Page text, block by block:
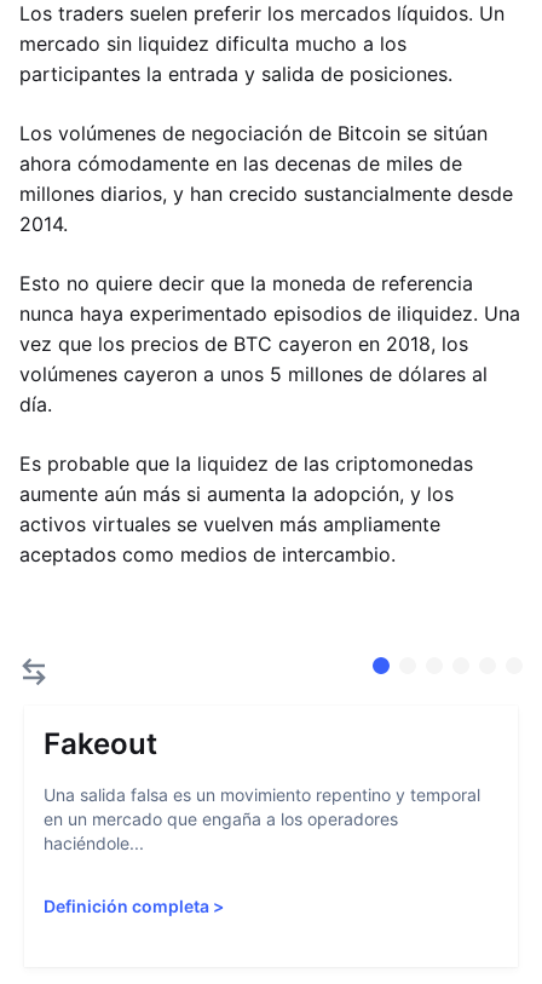
Los traders suelen preferir los mercados líquidos. Un
mercado sin liquidez dificulta mucho a los
participantes la entrada y salida de posiciones.
Los volúmenes de negociación de Bitcoin se sitúan
ahora cómodamente en las decenas de miles de
millones diarios, y han crecido sustancialmente desde
2014.
Esto no quiere decir que la moneda de referencia
nunca haya experimentado episodios de iliquidez. Una
vez que los precios de BTC cayeron en 2018, los
volúmenes cayeron a unos 5 millones de dólares al
día.
Es probable que la liquidez de las criptomonedas
aumente aún más si aumenta la adopción, y los
activos virtuales se vuelven más ampliamente
aceptados como medios de intercambio.
Fakeout
Una salida falsa es un movimiento repentino y temporal
en un mercado que engaña a los operadores
haciéndole...
Definición completa >